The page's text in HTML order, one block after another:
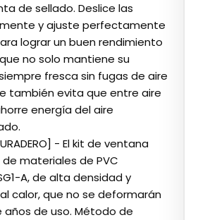
de sellado. Deslice las
y ajuste perfectamente
lograr un buen rendimiento
no solo mantiene su
fresca sin fugas de aire
también evita que entre aire
energía del aire
- El kit de ventana
materiales de PVC
A, de alta densidad y
calor, que no se deformarán
años de uso. Método de